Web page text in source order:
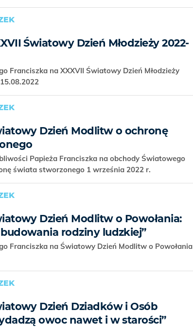
Światowy Dzień Młodzieży 2022-
Franciszka na XXXVII Światowy Dzień Młodzieży
Dzień Modlitw o ochronę
Papieża Franciszka na obchody Światowego
świata stworzonego 1 września 2022 r.
Dzień Modlitw o Powołania:
budowania rodziny ludzkiej”
Franciszka na Światowy Dzień Modlitw o Powołania
Dzień Dziadków i Osób
owoc nawet i w starości”